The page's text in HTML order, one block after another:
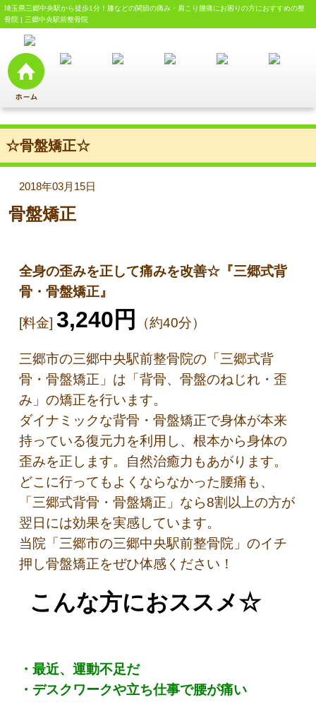
埼玉県三郷中央駅から徒歩1分！膝などの関節の痛み・肩こり腰痛にお困りの方におすすめの整
骨院 | 三郷中央駅前整骨院
☆骨盤矯正☆
2018年03月15日
骨盤矯正
全身の歪みを正して痛みを改善☆『三郷式背
骨・骨盤矯正』
[料金] 3,240円 （約40分）
三郷市の三郷中央駅前整骨院の「三郷式背
骨・骨盤矯正」は「背骨、骨盤のねじれ・歪
み」の矯正を行います。
ダイナミックな背骨・骨盤矯正で身体が本来
持っている復元力を利用し、根本から身体の
歪みを正します。自然治癒力もあがります。
どこに行ってもよくならなかった腰痛も、
「三郷式背骨・骨盤矯正」なら8割以上の方が
翌日には効果を実感しています。
当院「三郷市の三郷中央駅前整骨院」のイチ
押し骨盤矯正をぜひ体感ください！
こんな方におススメ☆
・最近、運動不足だ
・デスクワークや立ち仕事で腰が痛い